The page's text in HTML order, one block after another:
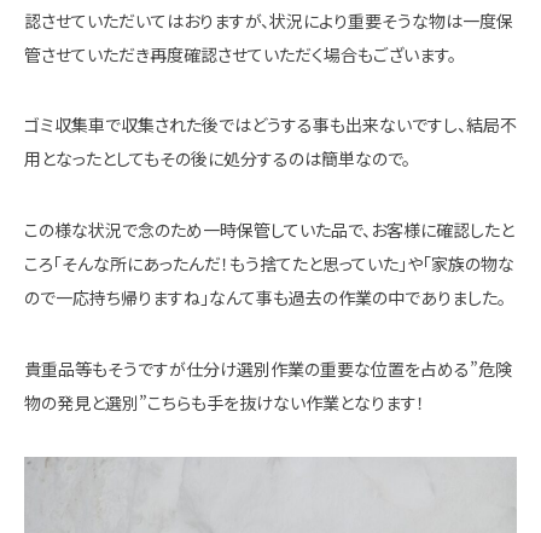
認させていただいてはおりますが、状況により重要そうな物は一度保
管させていただき再度確認させていただく場合もございます。
ゴミ収集車で収集された後ではどうする事も出来ないですし、結局不
用となったとしてもその後に処分するのは簡単なので。
この様な状況で念のため一時保管していた品で、お客様に確認したと
ころ「そんな所にあったんだ！もう捨てたと思っていた」や「家族の物な
ので一応持ち帰りますね」なんて事も過去の作業の中でありました。
貴重品等もそうですが仕分け選別作業の重要な位置を占める”危険
物の発見と選別”こちらも手を抜けない作業となります！